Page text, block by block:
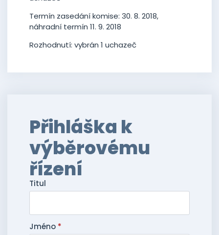
Termín zasedání komise: 30. 8. 2018,
náhradní termín 11. 9. 2018
Rozhodnutí: vybrán 1 uchazeč
Přihláška k
výběrovému
řízení
Titul
Jméno *